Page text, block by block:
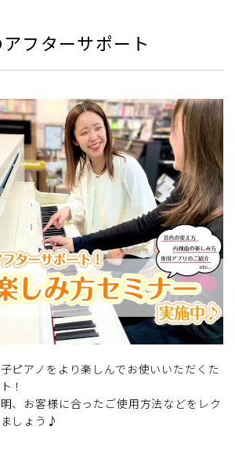
フターサポート
ピアノをより楽しんでお使いいただくた
！
、お客様に合ったご使用方法などをレク
しょう♪